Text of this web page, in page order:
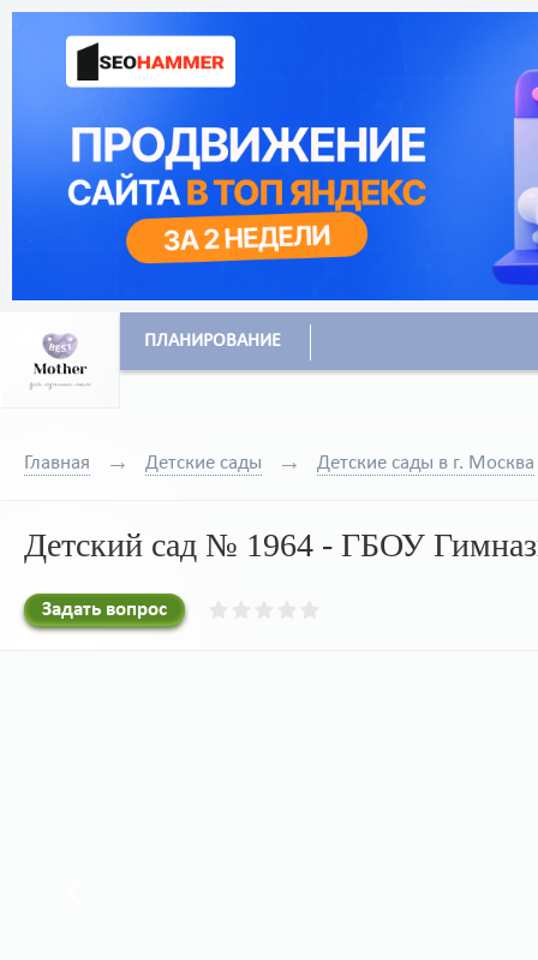
ПЛАНИРОВАНИЕ
Главная Детские сады Детские сады в г. Москва
Детский сад № 1964 - ГБОУ
Задать вопрос